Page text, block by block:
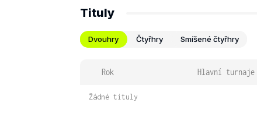
Tituly
Dvouhry Čtyřhry Smíšené čtyřhry
Rok Hlavní turnaje
Žádné tituly